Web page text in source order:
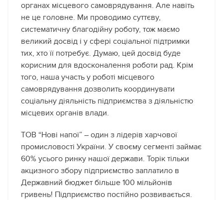
органах місцевого самоврядування. Але навіть
не це головне. Ми проводимо суттєву,
систематичну благодійну роботу, тож маємо
великий досвід і у сфері соціальної підтримки
тих, хто її потребує. Думаю, цей досвід буде
корисним для вдосконалення роботи рад. Крім
того, наша участь у роботі місцевого
самоврядування дозволить координувати
соціальну діяльність підприємства з діяльністю
місцевих органів влади.
ТОВ “Нові напої” – один з лідерів харчової
промисловості України. У своєму сегменті займає
60% усього ринку нашої держави. Торік тільки
акцизного збору підприємство заплатило в
Державний бюджет більше 100 мільйонів
гривень! Підприємство постійно розвивається.